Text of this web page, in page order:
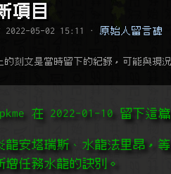
項目
2022-05-02 15:11 · 原始人留言碑
刻文是當時留下的紀錄，可能與現
在 2022-01-10 留下這篇
龍安塔瑞斯、水龍法里昂，等
增任務水龍的訣別。